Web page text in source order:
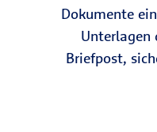
Dokumente
Unterlagen
Briefpost,